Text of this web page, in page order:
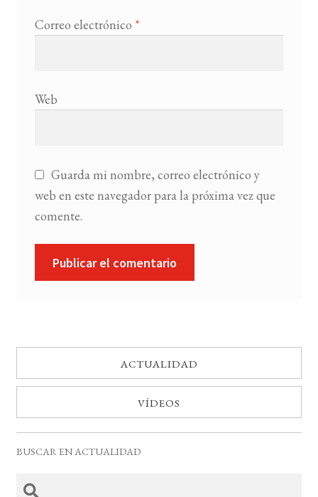
Correo electrónico *
Web
Guarda mi nombre, correo electrónico y
web en este navegador para la próxima vez que
comente.
ACTUALIDAD
VÍDEOS
BUSCAR EN ACTUALIDAD